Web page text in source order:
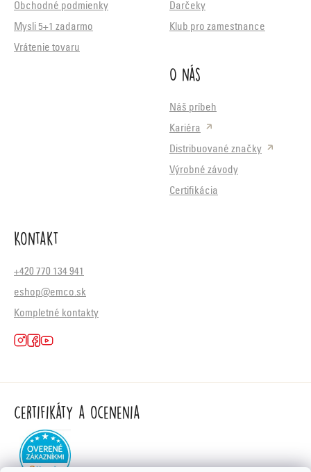
Obchodné podmienky
Mysli 5+1 zadarmo
Vrátenie tovaru
Darčeky
Klub pro zamestnance
O nás
Náš príbeh
Kariéra
Distribuované značky
Výrobné závody
Certifikácia
Kontakt
+420 770 134 941
eshop@emco.sk
Kompletné kontakty
Certifikáty a ocenenia